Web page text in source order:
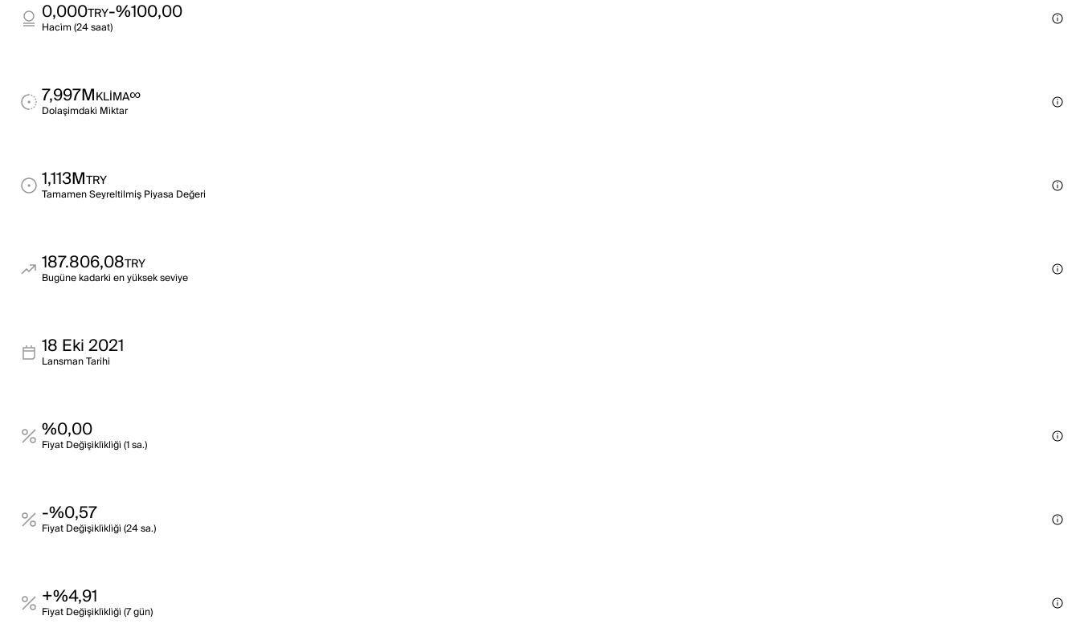
0,000TRY-%100,00
Haci̇m (24 saat)
7,997MKLIMA∞
Dolaşimdaki̇ Mi̇ktar
1,113MTRY
Tamamen Seyreltilmiş Piyasa Değeri
187.806,08TRY
Bugüne kadarki̇ en yüksek sevi̇ye
18 Eki 2021
Lansman Tarihi
%0,00
Fi̇yat Deği̇şi̇kli̇kli̇ği̇ (1 sa.)
-%0,57
Fi̇yat Deği̇şi̇kli̇kli̇ği̇ (24 sa.)
+%4,91
Fi̇yat Deği̇şi̇kli̇kli̇ği̇ (7 gün)